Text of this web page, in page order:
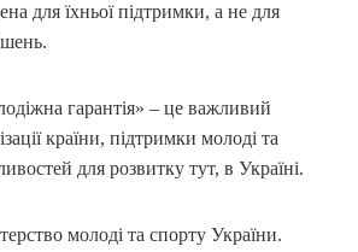
для їхньої підтримки, а не для
гарантія» – це важливий
країни, підтримки молоді та
для розвитку тут, в Україні.
молоді та спорту України.